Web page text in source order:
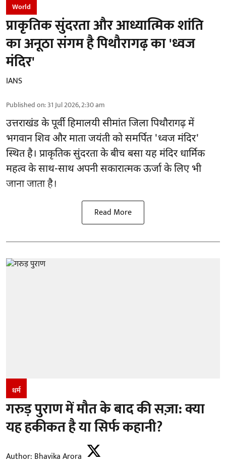
World
प्राकृतिक सुंदरता और आध्यात्मिक शांति
का अनूठा संगम है पिथौरागढ़ का 'ध्वज
मंदिर'
IANS
Published on:31 Jul 2026, 2:30 am
उत्तराखंड के पूर्वी हिमालयी सीमांत जिला पिथौरागढ़ में
भगवान शिव और माता जयंती को समर्पित 'ध्वज मंदिर'
स्थित है। प्राकृतिक सुंदरता के बीच बसा यह मंदिर धार्मिक
महत्व के साथ-साथ अपनी सकारात्मक ऊर्जा के लिए भी
जाना जाता है।
Read More
धर्म
गरुड़ पुराण में मौत के बाद की सज़ा: क्या
यह हकीकत है या सिर्फ कहानी?
Author: Bhavika Arora